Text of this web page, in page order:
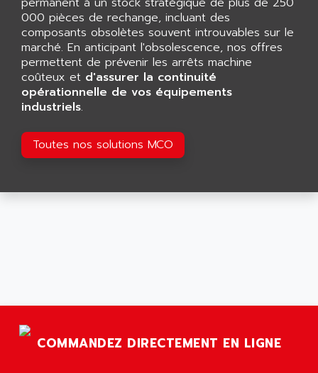
RECTIVAR 4
ALTIVAR 16
ALTIVAR 66
MICROMASTER
SQUARE D
SY/MAX
ADVANTYS
APRIL 3000
VT3000
SMART TOUCH
AEEON
AEES
AEG
AEG MODICON
AEL CRYSTALS
AEP
AEV
AFDI
000 pièces de rechange, incluant des
composants obsolètes souvent introuvables sur le
marché. En anticipant l'obsolescence, nos offres
permettent de prévenir les arrêts machine
coûteux et d'assurer la continuité
opérationnelle de vos équipements
industriels.
Toutes nos solutions MCO
COMMANDEZ DIRECTEMENT EN LIGNE